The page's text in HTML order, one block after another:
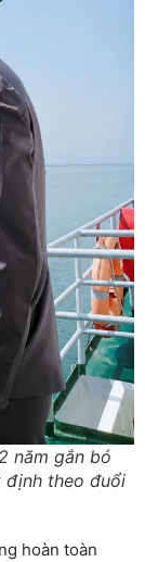
năm gắn bó
định theo đuổi
hoàn toàn